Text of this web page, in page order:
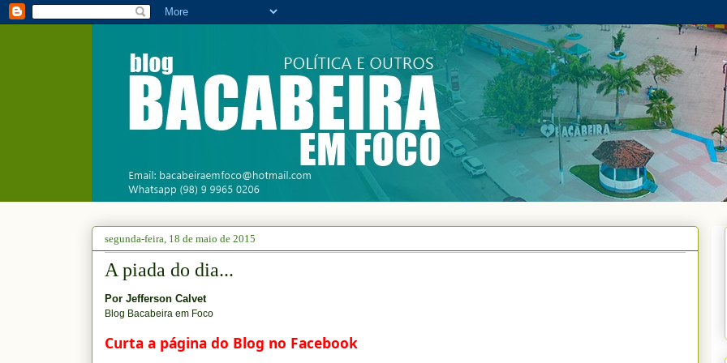
segunda-feira, 18 de maio de 2015
A piada do dia...
Por Jefferson Calvet
Blog Bacabeira em Foco
Curta a página do Blog no Facebook